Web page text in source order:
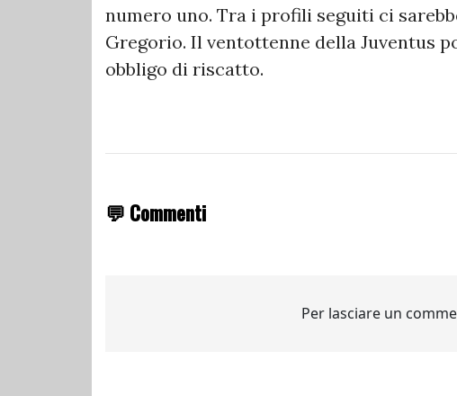
numero uno. Tra i profili seguiti ci
Gregorio. Il ventottenne della Juventus
obbligo di riscatto.
💬 Commenti